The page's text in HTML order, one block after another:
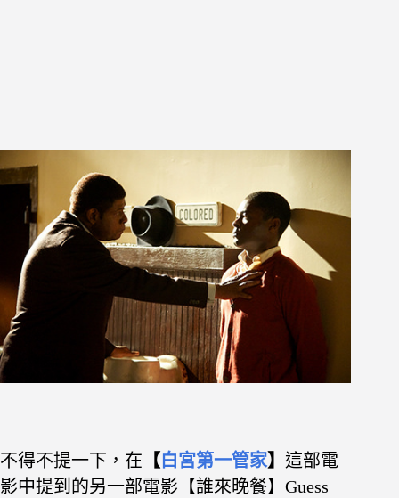
不得不提一下，在 【白宮第一管家】 這部電
影中提到的另一部電影【誰來晚餐】Guess